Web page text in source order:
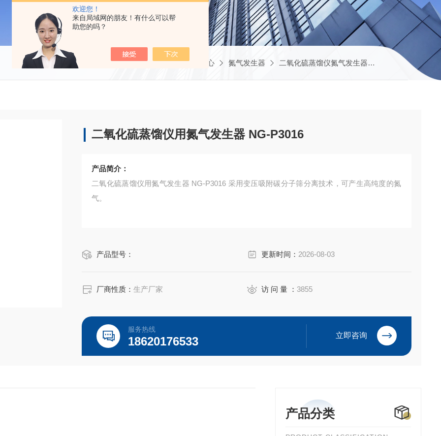
欢迎您！
来自局域网的朋友！有什么可以帮
助您的吗？
当前位置：首页 产品中心 氮气发生器 二氧化硫蒸馏仪氮气发生器 二氧化硫蒸馏仪
二氧化硫蒸馏仪用氮气发生器 NG-P3016
产品简介：
二氧化硫蒸馏仪用氮气发生器 NG-P3016 采用变压吸附碳分子筛分离技术，可产生高纯度的氮
气。
产品型号： 更新时间： 2026-08-03
厂商性质：生产厂家 访 问 量 ：3855
服务热线
18620176533 立即咨询
产品分类